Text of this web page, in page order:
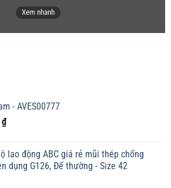
Xem nhanh
- AVES00777
₫
lao động ABC giá rẻ mũi thép chống
dụng G126, Đế thường - Size 42